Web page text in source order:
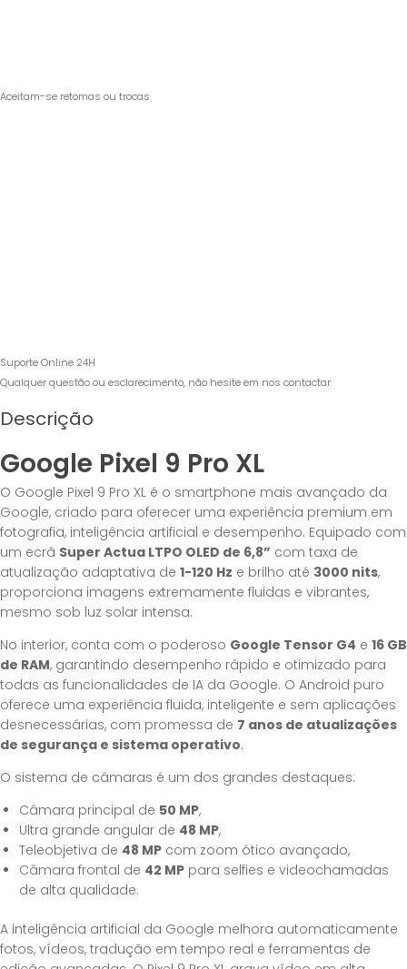
Aceitam-se retomas ou trocas
Suporte Online 24H
Qualquer questão ou esclarecimento, não hesite em nos contactar
Descrição
Google Pixel 9 Pro XL
O Google Pixel 9 Pro XL é o smartphone mais avançado da
Google, criado para oferecer uma experiência premium em
fotografia, inteligência artificial e desempenho. Equipado com
um ecrã Super Actua LTPO OLED de 6,8” com taxa de
atualização adaptativa de 1-120 Hz e brilho até 3000 nits,
proporciona imagens extremamente fluidas e vibrantes,
mesmo sob luz solar intensa.
No interior, conta com o poderoso Google Tensor G4 e 16 GB
de RAM, garantindo desempenho rápido e otimizado para
todas as funcionalidades de IA da Google. O Android puro
oferece uma experiência fluida, inteligente e sem aplicações
desnecessárias, com promessa de 7 anos de atualizações
de segurança e sistema operativo.
O sistema de câmaras é um dos grandes destaques:
Câmara principal de 50 MP,
Ultra grande angular de 48 MP,
Teleobjetiva de 48 MP com zoom ótico avançado,
Câmara frontal de 42 MP para selfies e videochamadas
de alta qualidade.
A inteligência artificial da Google melhora automaticamente
fotos, vídeos, tradução em tempo real e ferramentas de